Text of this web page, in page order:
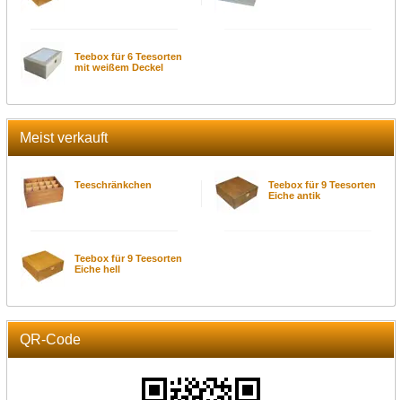
Teebox für 6 Teesorten
mit weißem Deckel
Meist verkauft
Teeschränkchen
Teebox für 9 Teesorten
Eiche antik
Teebox für 9 Teesorten
Eiche hell
QR-Code